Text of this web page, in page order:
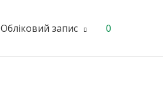
Обліковий запис 0